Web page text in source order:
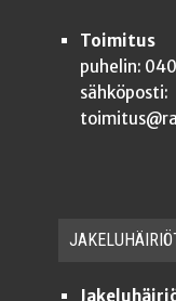
Toimitus
puhelin:
sähköposti: